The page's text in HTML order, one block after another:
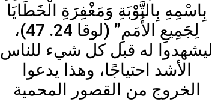
بِاسْمِهِ بِالتَّوْبَةِ وَمَغْفِرَةِ الْخَطَايَا
لِجَمِيعِ الأُمَمِ” (لوقا 24. 47)،
ليشهدوا له قبل كل شيء للناس
الأشد احتياجًا، وهذا يدعوا
الخروج من القصور المحمية